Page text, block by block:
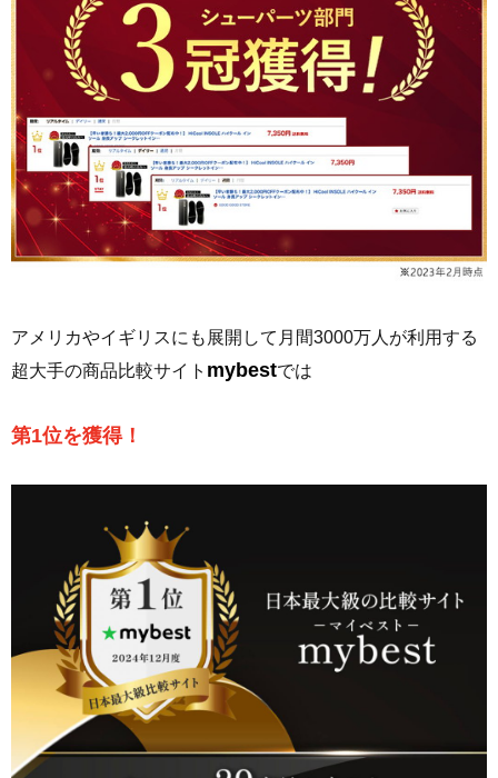
アメリカやイギリスにも展開して月間3000万人が利用する
超大手の商品比較サイト mybestでは
第1位を獲得！